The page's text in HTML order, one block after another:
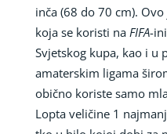
inča (68 do 70 cm).
koja se koristi na FIFA-
Svjetskog kupa, kao i u
amaterskim ligama
obično koriste samo
Lopta veličine 1